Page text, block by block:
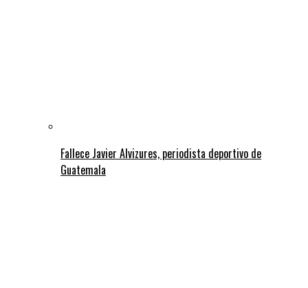
Fallece Javier Alvizures, periodista deportivo de
Guatemala